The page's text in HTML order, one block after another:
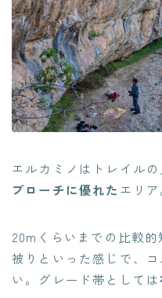
エルカミノはトレイル
プローチに優れた エリア
20mくらいまでの比較
被りといった感じで、
い。グレード帯としては